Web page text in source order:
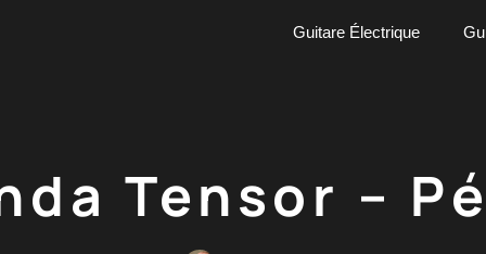
Guitare Électrique
Tensor –